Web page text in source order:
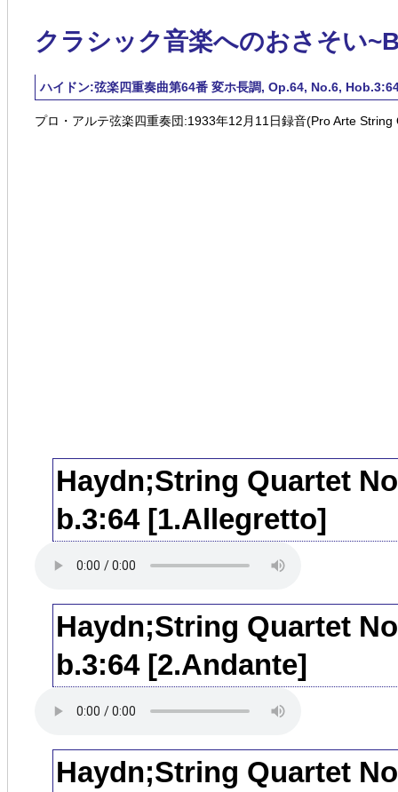
クラシック音楽へのおさそい
ハイドン:弦楽四重奏曲第64番 変ホ長調, Op.64, No.6,
プロ・アルテ弦楽四重奏団:1933年12月11日録音(Pro Arte
Haydn;String Quartet
b.3:64 [1.Allegretto]
Haydn;String Quartet
b.3:64 [2.Andante]
Haydn;String Quartet